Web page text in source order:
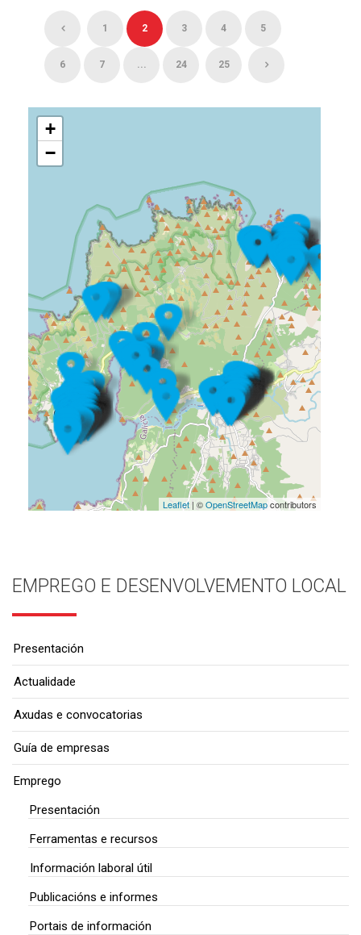
1 2 3 4 5
6 7 ... 24 25
+
−
Leaflet| ©OpenStreetMapcontributors
EMPREGO E DESENVOLVEMENTO LOCAL
Presentación
Actualidade
Axudas e convocatorias
Guía de empresas
Emprego
Presentación
Ferramentas e recursos
Información laboral útil
Publicacións e informes
Portais de información